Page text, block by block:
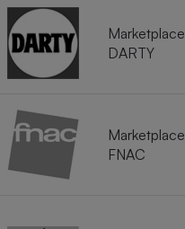
Marketplace
DARTY
Marketplace
FNAC